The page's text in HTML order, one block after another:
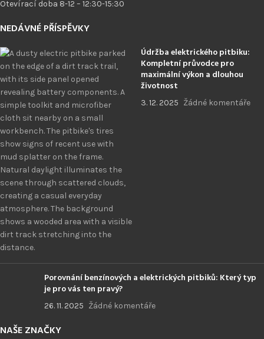
Otevírací doba 8-12 – 12:30-15:30
NEDÁVNÉ PŘÍSPĚVKY
Údržba elektrického pitbiku:
Kompletní průvodce pro
maximální výkon a dlouhou
životnost
3. 12. 2025 Žádné komentáře
Porovnání benzínových a elektrických pitbiků: Který typ
je pro vás ten pravý?
26. 11. 2025 Žádné komentáře
NAŠE ZNAČKY